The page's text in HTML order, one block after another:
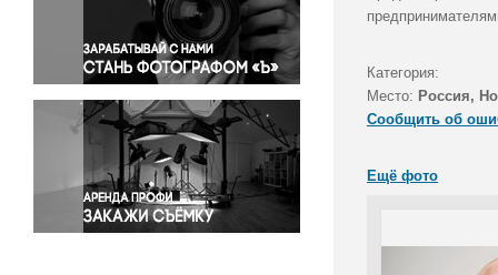
Правосудие
Происшествия и конфликты
Религия
Светская жизнь
Спорт
Экология
Экономика и бизнес
Категория:
Место: Россия,
Сообщить об
Ещё фото